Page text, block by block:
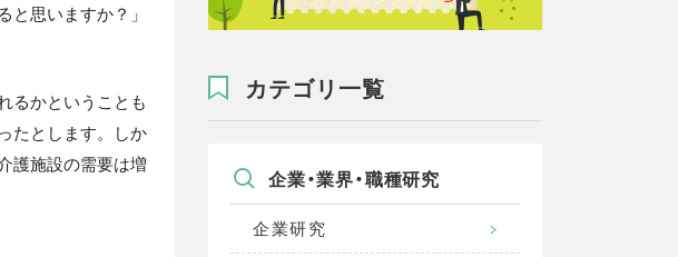
思いますか？」
るかということも
たとします。しか
護施設の需要は増
カテゴリ一覧
企業・業界・職種研究
企業研究